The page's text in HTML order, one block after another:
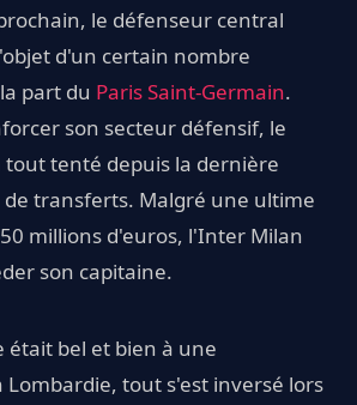
le défenseur central
d'un certain nombre
part du Paris Saint-Germain.
son secteur défensif, le
tout tenté depuis la dernière
transferts. Malgré une ultime
millions d'euros, l'Inter Milan
son capitaine.
était bel et bien à une
tout s'est inversé lors